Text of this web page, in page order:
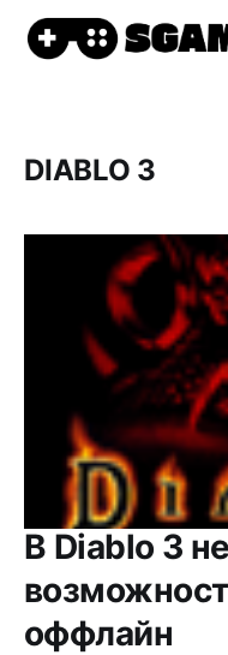
DIABLO 3
В Diablo 3
оффлайн